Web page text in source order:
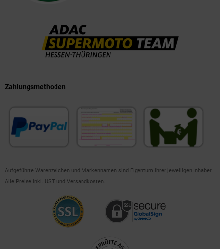
Zahlungsmethoden
Aufgeführte Warenzeichen und Markennamen sind Eigentum ihrer jeweiligen Inhaber.
Alle Preise inkl. UST und Versandkosten.